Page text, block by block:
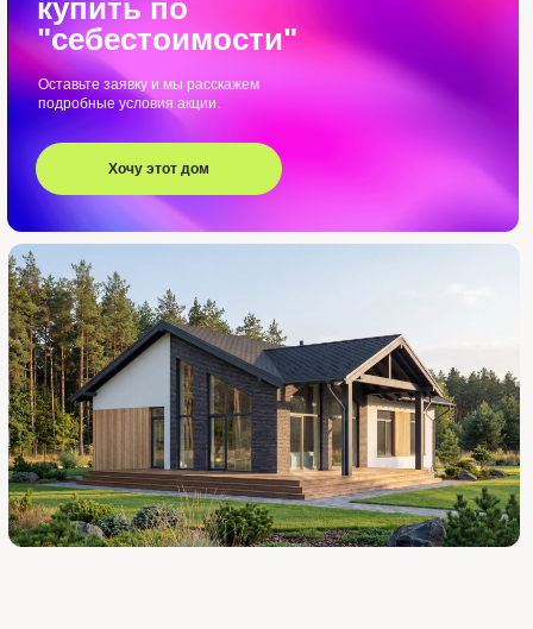
купить по
"себестоимости"
Оставьте заявку и мы расскажем
подробные условия акции.
Хочу этот дом